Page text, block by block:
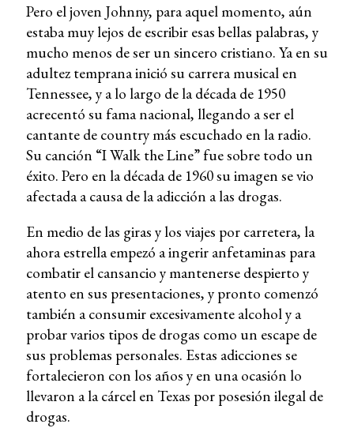
Pero el joven Johnny, para aquel momento, aún
estaba muy lejos de escribir esas bellas palabras, y
mucho menos de ser un sincero cristiano. Ya en su
adultez temprana inició su carrera musical en
Tennessee, y a lo largo de la década de 1950
acrecentó su fama nacional, llegando a ser el
cantante de country más escuchado en la radio.
Su canción “I Walk the Line” fue sobre todo un
éxito. Pero en la década de 1960 su imagen se vio
afectada a causa de la adicción a las drogas.
En medio de las giras y los viajes por carretera, la
ahora estrella empezó a ingerir anfetaminas para
combatir el cansancio y mantenerse despierto y
atento en sus presentaciones, y pronto comenzó
también a consumir excesivamente alcohol y a
probar varios tipos de drogas como un escape de
sus problemas personales. Estas adicciones se
fortalecieron con los años y en una ocasión lo
llevaron a la cárcel en Texas por posesión ilegal de
drogas.